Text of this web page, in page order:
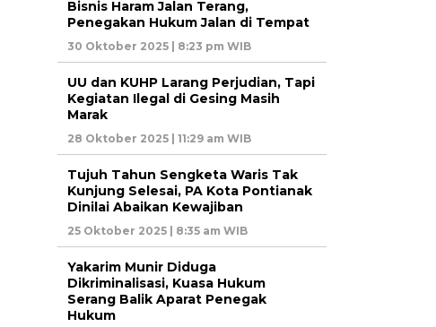
Bisnis Haram Jalan Terang,
Penegakan Hukum Jalan di Tempat
30 Oktober 2025 | 8:23 pm WIB
UU dan KUHP Larang Perjudian, Tapi
Kegiatan Ilegal di Gesing Masih
Marak
28 Oktober 2025 | 11:29 am WIB
Tujuh Tahun Sengketa Waris Tak
Kunjung Selesai, PA Kota Pontianak
Dinilai Abaikan Kewajiban
25 Oktober 2025 | 8:35 am WIB
Yakarim Munir Diduga
Dikriminalisasi, Kuasa Hukum
Serang Balik Aparat Penegak
Hukum